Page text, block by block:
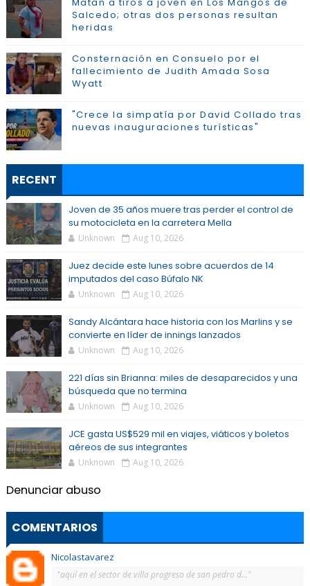
Salcedo; otras dos personas resultan
heridas
Consternación en Consuelo por el
fallecimiento de Judith Amada Sosa
Wyatt
"Crece la simpatía por David Collado tras
nuevas inauguraciones turísticas"
RECENT
Joven de 35 años muere tras perder el control de
su motocicleta en la carretera Mella
Unknown Aug 10, 2026
Juez decide este lunes sobre acuerdos de 14
imputados del caso Búfalo NK
Unknown Aug 10, 2026
Sandy Alcántara hace historia con los Marlins y se
convierte en líder de innings lanzados
Unknown Aug 10, 2026
221 días sin Brianna: miles de desaparecidos y una
búsqueda que no termina
Unknown Aug 10, 2026
JCE gasta US$529 mil en viajes, viáticos y boletos
aéreos de sus integrantes
Unknown Aug 10, 2026
Denunciar abuso
COMENTARIOS
Nicolastavarez
"aquí en el sector de villa progreso de san pedro d..."